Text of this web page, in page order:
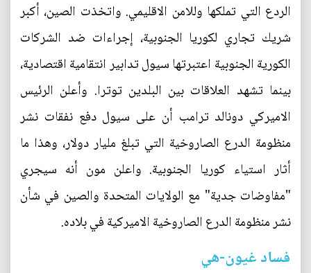
الردع التي تملكها وللامن الاقليمي. واتخذت الصين، أكبر
شريك تجاري لكوريا الجنوبية، إجراءات ضد الشركات
الكورية الجنوبية اعتبرتها سيول تدابير انتقامية اقتصادية،
بينما تشهد العلاقات بين البلدين توترا. وأعلن الرئيس
الاميركي دونالد ترامب أن على سيول دفع نفقات نشر
منظومة الدرع الصاروخية التي تبلغ مليار دولار، وهذا ما
أثار استياء كوريا الجنوبية. واعلن مون أنه سيجري
"مفاوضات جدية" مع الولايات المتحدة والصين في شأن
نشر منظومة الدرع الصاروخية الاميركية في بلاده.
فساد غيون-هي